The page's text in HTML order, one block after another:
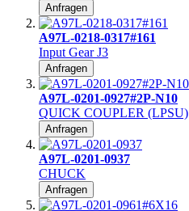
Anfragen
A97L-0218-0317#161
Input Gear J3
Anfragen
A97L-0201-0927#2P-N10
QUICK COUPLER (LPSU)
Anfragen
A97L-0201-0937
CHUCK
Anfragen